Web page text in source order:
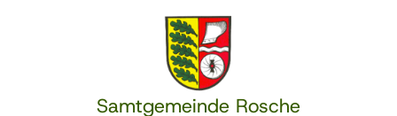
Samtgemeinde Rosche